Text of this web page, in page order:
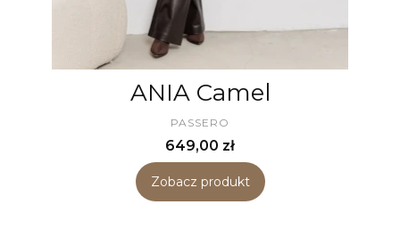
ANIA Camel
PRODUCENT
PASSERO
Cena
649,00 zł
Zobacz produkt